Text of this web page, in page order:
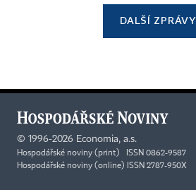
DALŠÍ ZPRÁVY
© 1996-2026 Economia, a.s.
Hospodářské noviny (print) ISSN 0862-9587
Hospodářské noviny (online) ISSN 2787-950X